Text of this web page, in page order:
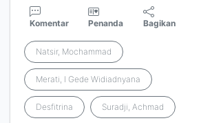
Komentar Penanda Bagikan
Natsir, Mochammad
Merati, I Gede Widiadnyana
Desfitrina Suradji, Achmad